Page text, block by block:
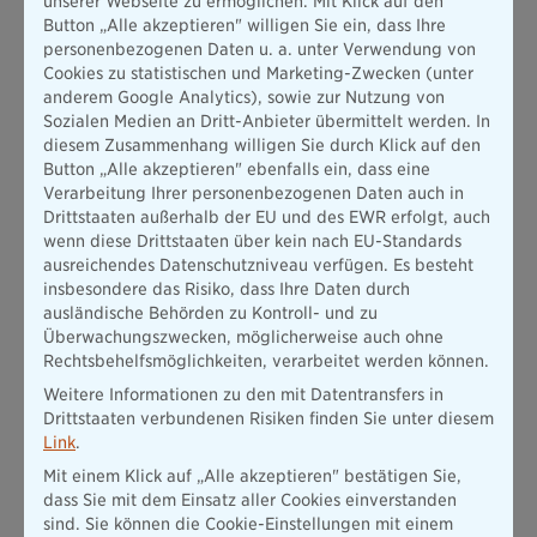
Alternativen suchen.
Was Sie bei der Wahlleistungsvereinbarung beachten
sollten
Die Wahlleistungsvereinbarung ist das wichtigste Dokument.
Unterschreiben Sie niemals unter Zeitdruck und achten Sie auf
folgende Punkte:
Schriftform und Aufklärung:Der Vertrag muss Ihnen vor
Behandlungsbeginn schriftlich vorliegen. Das Personal ist
verpflichtet, Sie umfassend über Inhalte und die potenziell
hohen Kosten aufzuklären.
Namentliche Nennung:Der Chefarzt und sein offizieller
ständiger ärztlicher Vertreter müssen im Vertrag namentlich
genannt sein.
Keine Zwangskopplung:
unzulässig an andere Wahlleistungen wie das
Einbettzimmer gekoppelt sein.
Button „Alle akzeptieren" willigen Sie ein, dass Ihre
personenbezogenen Daten u. a. unter Verwendung von
Cookies zu statistischen und Marketing-Zwecken (unter
anderem Google Analytics), sowie zur Nutzung von
Sozialen Medien an Dritt-Anbieter übermittelt werden. In
diesem Zusammenhang willigen Sie durch Klick auf den
Button „Alle akzeptieren" ebenfalls ein, dass eine
Verarbeitung Ihrer personenbezogenen Daten auch in
Drittstaaten außerhalb der EU und des EWR erfolgt, auch
wenn diese Drittstaaten über kein nach EU-Standards
ausreichendes Datenschutzniveau verfügen. Es besteht
insbesondere das Risiko, dass Ihre Daten durch
ausländische Behörden zu Kontroll- und zu
Überwachungszwecken, möglicherweise auch ohne
Rechtsbehelfsmöglichkeiten, verarbeitet werden können.
Weitere Informationen zu den mit Datentransfers in
Drittstaaten verbundenen Risiken finden Sie unter diesem
Link.
Mit einem Klick auf „Alle akzeptieren" bestätigen Sie,
dass Sie mit dem Einsatz aller Cookies einverstanden
sind. Sie können die Cookie-Einstellungen mit einem